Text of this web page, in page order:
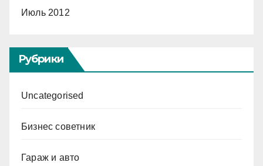
Июль 2012
Рубрики
Uncategorised
Бизнес советник
Гараж и авто